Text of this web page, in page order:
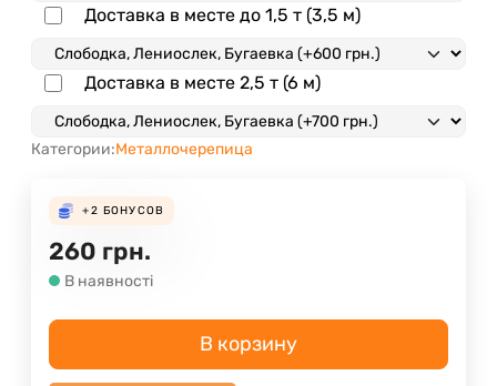
Доставка в месте до 1,5 т (3,5 м)
Доставка в месте 2,5 т (6 м)
Категории:Металлочерепица
+2 БОНУСОВ
260 грн.
В наявності
В корзину